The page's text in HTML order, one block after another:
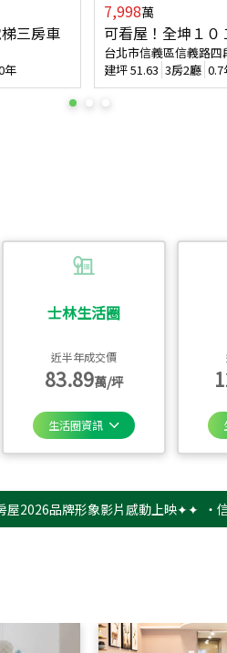
士林生活圈
近半年成交價
83.89萬/坪
生活圈資訊
三房車
年
7,998萬
可看屋！全坤１０
台北市信義區信義路四
建坪51.63 3房2廳 0.7
品牌形象影片感動上映✦✦ ‧信義房